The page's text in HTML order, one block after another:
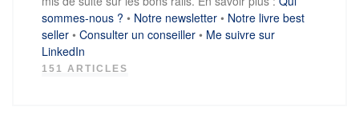
sommes-nous ? • Notre newsletter • Notre livre best
seller •Consulter un conseiller • Me suivre sur
LinkedIn
151 ARTICLES